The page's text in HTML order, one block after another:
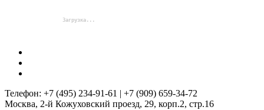
Телефон: +7 (495) 234-91-61 | +7 (909) 659-34-72
Москва, 2-й Кожуховский проезд, 29, корп.2, стр.16